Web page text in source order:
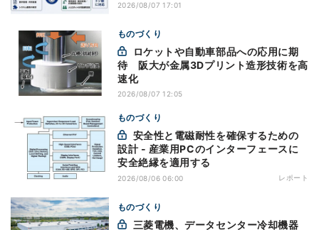
2026/08/07 17:01
ものづくり
待 阪大が金属3Dプリント造形技術を高
速化
2026/08/07 12:05
ものづくり
設計 - 産業用PCのインターフェースに
安全絶縁を適用する
2026/08/06 06:00 レポート
ものづくり